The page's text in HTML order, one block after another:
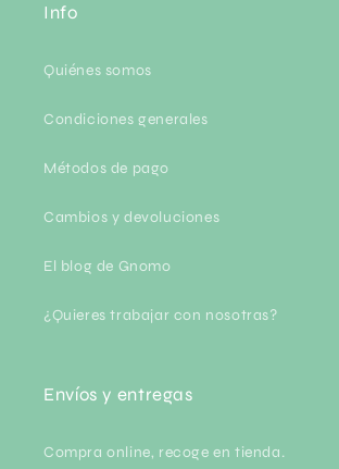
Info
Quiénes somos
Condiciones generales
Métodos de pago
Cambios y devoluciones
El blog de Gnomo
¿Quieres trabajar con nosotras?
Envíos y entregas
Compra online, recoge en tienda.